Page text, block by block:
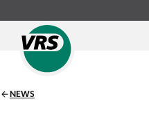
NEWS